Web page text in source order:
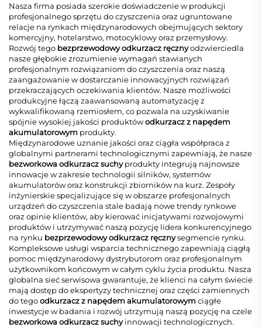
Nasza firma posiada szerokie doświadczenie w produkcji
profesjonalnego sprzętu do czyszczenia oraz ugruntowane
relacje na rynkach międzynarodowych obejmujących sektory
komercyjny, hotelarstwo, motocyklowy oraz przemysłowy.
Rozwój tego bezprzewodowy odkurzacz ręcznyodzwierciedla
nasze głębokie zrozumienie wymagań stawianych
profesjonalnym rozwiązaniom do czyszczenia oraz naszą
zaangażowanie w dostarczanie innowacyjnych rozwiązań
przekraczających oczekiwania klientów. Nasze możliwości
produkcyjne łączą zaawansowaną automatyzację z
wykwalifikowaną rzemiosłem, co pozwala na uzyskiwanie
spójnie wysokiej jakości produktówodkurzacz z napędem
akumulatorowym produkty.
Międzynarodowe uznanie jakości oraz ciągła współpraca z
globalnymi partnerami technologicznymi zapewniają, że nasze
bezworkowa odkurzacz suchyprodukty integrują najnowsze
innowacje w zakresie technologii silników, systemów
akumulatorów oraz konstrukcji zbiorników na kurz. Zespoły
inżynierskie specjalizujące się w obszarze profesjonalnych
urządzeń do czyszczenia stale badają nowe trendy rynkowe
oraz opinie klientów, aby kierować inicjatywami rozwojowymi
produktów i utrzymywać naszą pozycję lidera konkurencyjnego
na rynku bezprzewodowy odkurzacz ręcznysegmencie rynku.
Kompleksowe usługi wsparcia technicznego zapewniają ciągłą
pomoc międzynarodowy dystrybutorom oraz profesjonalnym
użytkownikom końcowym w całym cyklu życia produktu. Nasza
globalna sieć serwisowa gwarantuje, że klienci na całym świecie
mają dostęp do ekspertyzy technicznej oraz części zamiennych
do tegoodkurzacz z napędem akumulatorowymciągłe
inwestycje w badania i rozwój utrzymują naszą pozycję na czele
bezworkowa odkurzacz suchyinnowacji technologicznych.